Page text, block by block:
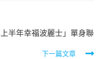
半年幸福波麗士」單身聯
下一篇文章